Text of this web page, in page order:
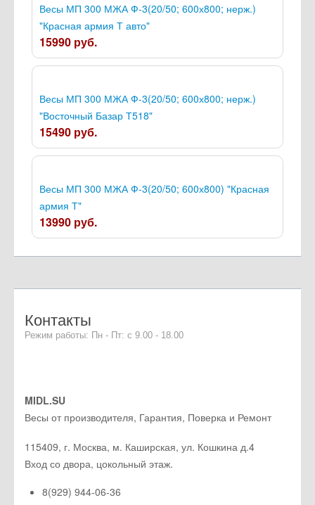
Весы МП 300 МЖА Ф-3(20/50; 600х800; нерж.)
"Красная армия Т авто"
15990 руб.
Весы МП 300 МЖА Ф-3(20/50; 600х800; нерж.)
"Восточный Базар Т518"
15490 руб.
Весы МП 300 МЖА Ф-3(20/50; 600х800) "Красная
армия Т"
13990 руб.
Контакты
Режим работы: Пн - Пт: с 9.00 - 18.00
MIDL.SU
Весы от производителя, Гарантия, Поверка и Ремонт
115409, г. Москва, м. Каширская, ул. Кошкина д.4
Вход со двора, цокольный этаж.
8(929) 944-06-36